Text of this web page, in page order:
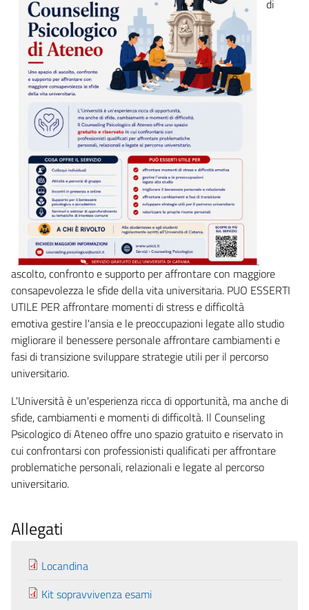
di
ascolto, confronto e supporto per affrontare con maggiore
consapevolezza le sfide della vita universitaria. PUO ESSERTI
UTILE PER affrontare momenti di stress e difficoltà
emotiva gestire l'ansia e le preoccupazioni legate allo studio
migliorare il benessere personale affrontare cambiamenti e
fasi di transizione sviluppare strategie utili per il percorso
universitario.
L'Università è un'esperienza ricca di opportunità, ma anche di
sfide, cambiamenti e momenti di difficoltà. Il Counseling
Psicologico di Ateneo offre uno spazio gratuito e riservato in
cui confrontarsi con professionisti qualificati per affrontare
problematiche personali, relazionali e legate al percorso
universitario.
Allegati
Locandina
Kit sopravvivenza esami